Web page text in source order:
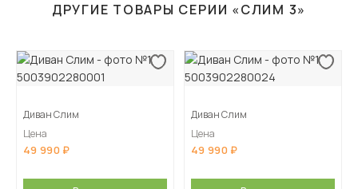
ДРУГИЕ ТОВАРЫ СЕРИИ «СЛИМ 3»
Диван Слим
Цена
49 990
Диван Слим
Цена
49 990